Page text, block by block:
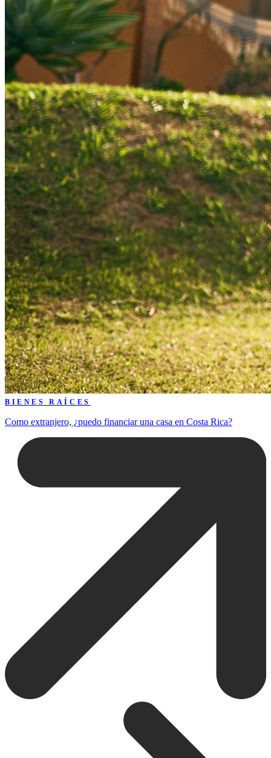
BIENES RAÍCES
Como extranjero, ¿puedo financiar una casa en Costa Rica?